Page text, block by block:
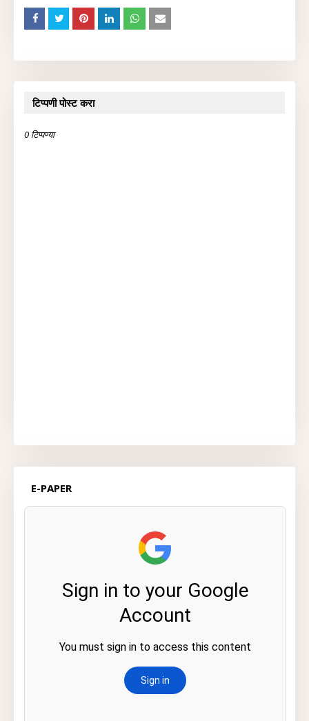
टिप्पणी पोस्ट करा
0 टिप्पण्या
E-PAPER